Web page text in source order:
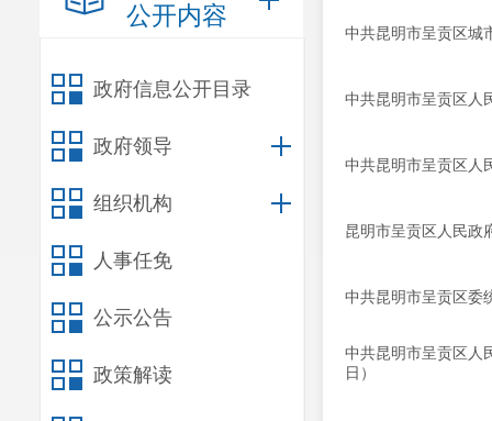
公开内容
政府信息公开目录
政府领导
组织机构
人事任免
公示公告
政策解读
中共昆明市呈贡区城
中共昆明市呈贡区人
中共昆明市呈贡区人
昆明市呈贡区人民政
中共昆明市呈贡区委
中共昆明市呈贡区人
日）